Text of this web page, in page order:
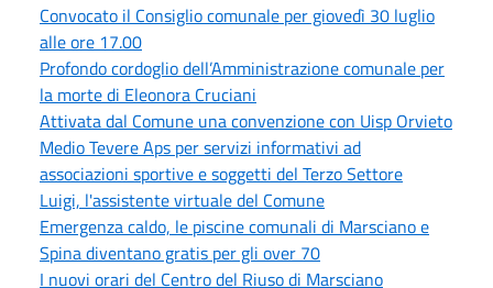
Convocato il Consiglio comunale per giovedì 30 luglio
alle ore 17.00
Profondo cordoglio dell’Amministrazione comunale per
la morte di Eleonora Cruciani
Attivata dal Comune una convenzione con Uisp Orvieto
Medio Tevere Aps per servizi informativi ad
associazioni sportive e soggetti del Terzo Settore
Luigi, l'assistente virtuale del Comune
Emergenza caldo, le piscine comunali di Marsciano e
Spina diventano gratis per gli over 70
I nuovi orari del Centro del Riuso di Marsciano